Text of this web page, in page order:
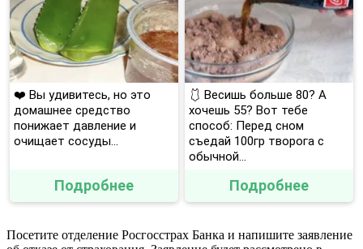
❤️ Вы удивитесь, но это
домашнее средство
понижает давление и
очищает сосуды...
Подробнее
🩱 Весишь больше 80? А
хочешь 55? Вот тебе
способ: Перед сном
съедай 100гр творога с
обычной...
Подробнее
Посетите отделение Росгосстрах Банка и напишите заявление